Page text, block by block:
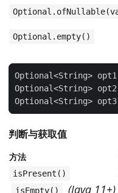
Optional.empty()
Optional<String>
Optional<String>
Optional<String>
判断与获取值
方法
isPresent()
isEmpty() (Java 11+)